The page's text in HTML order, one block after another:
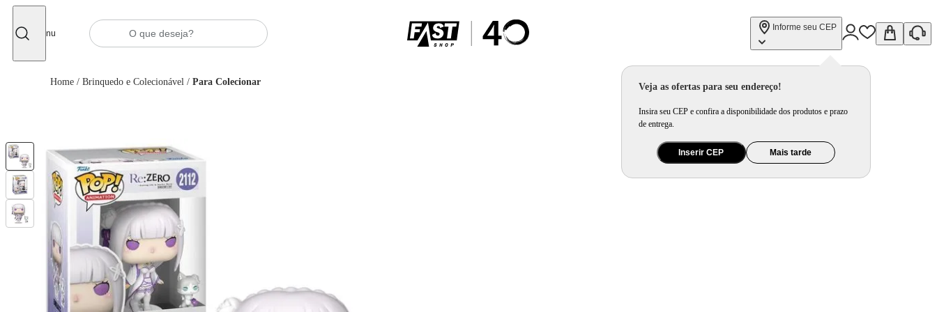
Menu
Informe seu CEP
Veja as ofertas para seu endereço!
Insira seu CEP e confira a disponibilidade dos produtos e prazo
de entrega.
Inserir CEP Mais tarde
Home / Brinquedo e Colecionável / Para Colecionar